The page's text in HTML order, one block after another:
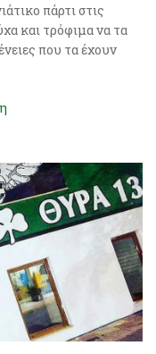
πάρτι στις
και τρόφιμα να τα
που τα έχουν